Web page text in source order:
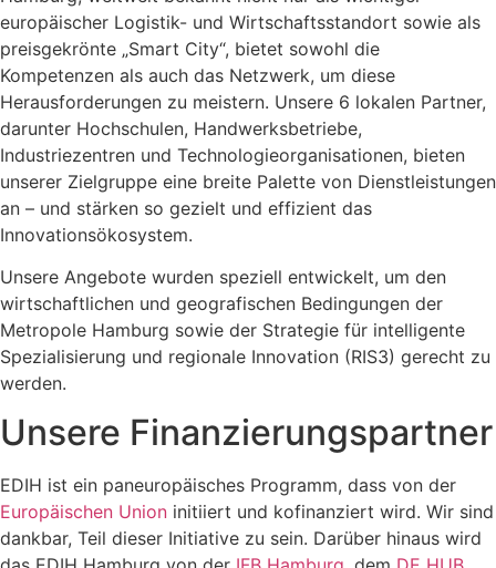
europäischer Logistik- und Wirtschaftsstandort sowie als
preisgekrönte „Smart City“, bietet sowohl die
Kompetenzen als auch das Netzwerk, um diese
Herausforderungen zu meistern. Unsere 6 lokalen Partner,
darunter Hochschulen, Handwerksbetriebe,
Industriezentren und Technologieorganisationen, bieten
unserer Zielgruppe eine breite Palette von Dienstleistungen
an – und stärken so gezielt und effizient das
Innovationsökosystem.
Unsere Angebote wurden speziell entwickelt, um den
wirtschaftlichen und geografischen Bedingungen der
Metropole Hamburg sowie der Strategie für intelligente
Spezialisierung und regionale Innovation (RIS3) gerecht zu
werden.
Unsere Finanzierungspartner
EDIH ist ein paneuropäisches Programm, dass von der
Europäischen Union initiiert und kofinanziert wird. Wir sind
dankbar, Teil dieser Initiative zu sein. Darüber hinaus wird